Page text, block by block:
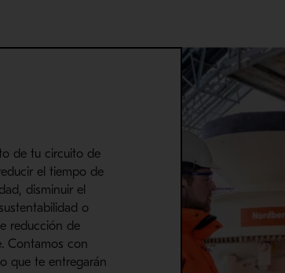
de tu circuito de
el tiempo de
disminuir el
o
reducción de
Contamos con
que te entregarán